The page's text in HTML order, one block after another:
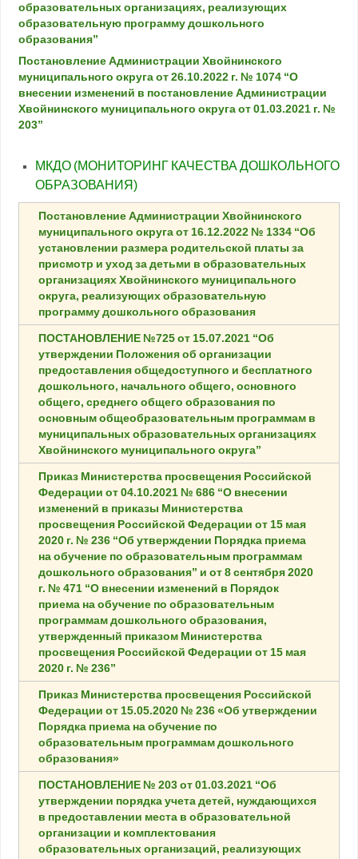
образовательных организациях, реализующих
образовательную программу дошкольного
образования”
Постановление Администрации Хвойнинского
муниципального округа от 26.10.2022 г. № 1074 “О
внесении изменений в постановление Администрации
Хвойнинского муниципального округа от 01.03.2021 г. №
203”
МКДО (МОНИТОРИНГ КАЧЕСТВА ДОШКОЛЬНОГО
ОБРАЗОВАНИЯ)
Постановление Администрации Хвойнинского
муниципального округа от 16.12.2022 № 1334 “Об
установлении размера родительской платы за
присмотр и уход за детьми в образовательных
организациях Хвойнинского муниципального
округа, реализующих образовательную
программу дошкольного образования
ПОСТАНОВЛЕНИЕ №725 от 15.07.2021 “Об
утверждении Положения об организации
предоставления общедоступного и бесплатного
дошкольного, начального общего, основного
общего, среднего общего образования по
основным общеобразовательным программам в
муниципальных образовательных организациях
Хвойнинского муниципального округа”
Приказ Министерства просвещения Российской
Федерации от 04.10.2021 № 686 “О внесении
изменений в приказы Министерства
просвещения Российской Федерации от 15 мая
2020 г. № 236 “Об утверждении Порядка приема
на обучение по образовательным программам
дошкольного образования” и от 8 сентября 2020
г. № 471 “О внесении изменений в Порядок
приема на обучение по образовательным
программам дошкольного образования,
утвержденный приказом Министерства
просвещения Российской Федерации от 15 мая
2020 г. № 236”
Приказ Министерства просвещения Российской
Федерации от 15.05.2020 № 236 «Об утверждении
Порядка приема на обучение по
образовательным программам дошкольного
образования»
ПОСТАНОВЛЕНИЕ № 203 от 01.03.2021 “Об
утверждении порядка учета детей, нуждающихся
в предоставлении места в образовательной
организации и комплектования
образовательных организаций, реализующих